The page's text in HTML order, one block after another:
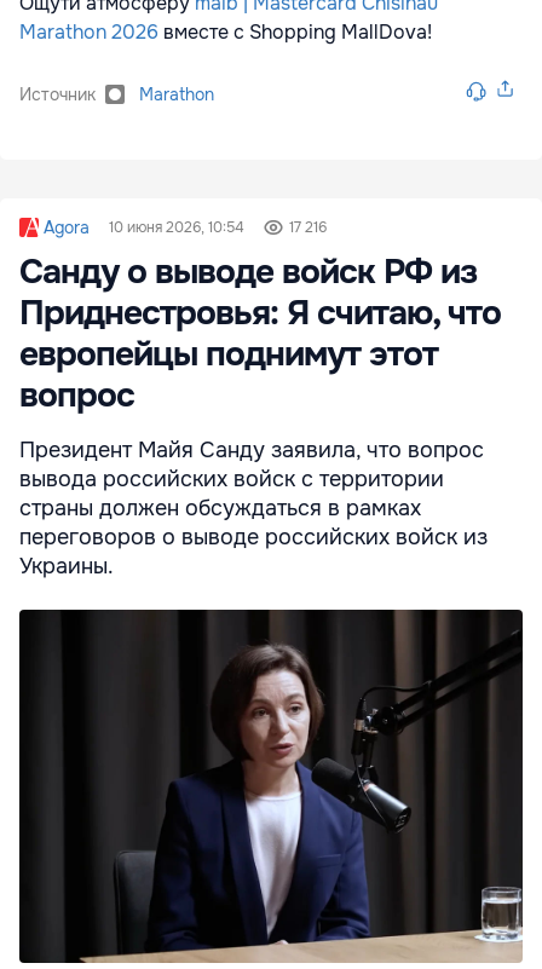
Marathon 2026 вместе с Shopping MallDova!
Источник Marathon
Agora 10 июня 2026, 10:54 17 216
Санду о выводе войск РФ из
Приднестровья: Я считаю, что
европейцы поднимут этот
вопрос
Президент Майя Санду заявила, что вопрос
вывода российских войск с территории
страны должен обсуждаться в рамках
переговоров о выводе российских войск из
Украины.